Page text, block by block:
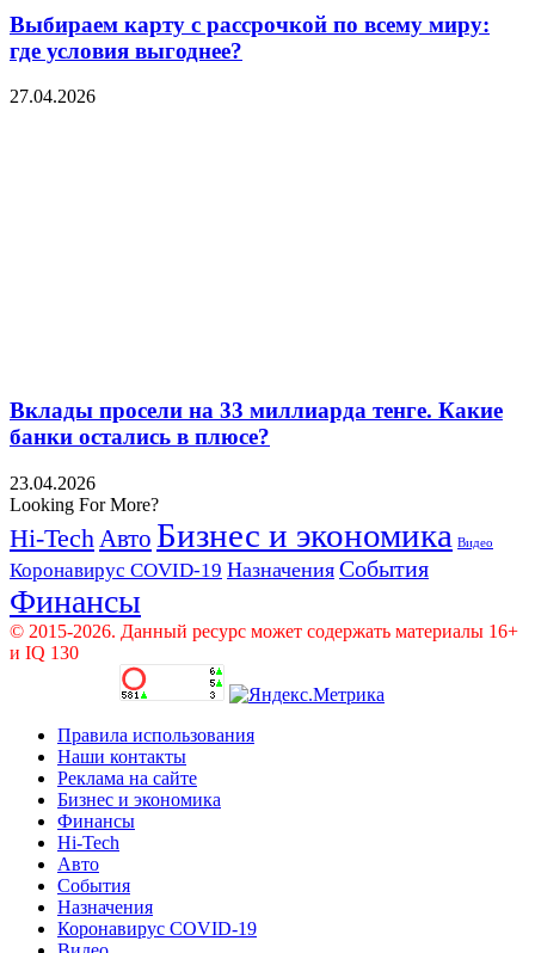
Выбираем карту с рассрочкой по всему миру:
где условия выгоднее?
27.04.2026
Вклады просели на 33 миллиарда тенге. Какие
банки остались в плюсе?
23.04.2026
Looking For More?
Hi-Tech Авто Бизнес и экономика Видео
Коронавирус COVID-19 Назначения События
Финансы
© 2015-2026. Данный ресурс может содержать материалы 16+
и IQ 130
Правила использования
Наши контакты
Реклама на сайте
Бизнес и экономика
Финансы
Hi-Tech
Авто
События
Назначения
Коронавирус COVID-19